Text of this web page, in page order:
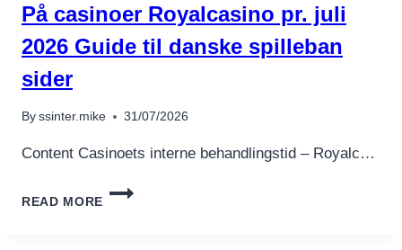
FRUIT
COCKTAIL
MEGA
På casinoer Royalcasino pr. juli
2026 Guide til danske spilleban
sider
By ssinter.mike 31/07/2026
Content Casinoets interne behandlingstid – Royalc…
READ MORE
PÅ